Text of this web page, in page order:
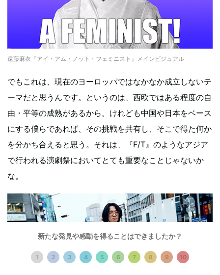
遠藤麻衣『アイ・アム・ノット・フェミニスト』メインビジュアル
でもこれは、現在のヨーロッパではなかなか成立しないテ
ーマだと思うんです。というのは、西欧ではある程度の自
由・平等の成熟があるから。けれども中国や日本をベース
にする僕らであれば、その挑戦を共有し、そこで得た何か
を分かち合えると思う。それは、『F/T』のようなアジア
で行われる演劇祭においてとても重要なことじゃないか
な。
新たな発見や感動を得ることはできましたか？
1 2 3 4 5 6 7 8 9 10